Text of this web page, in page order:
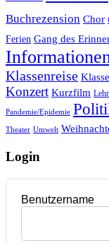
Buchrezension Chor
Ferien Gang des
Klassenreise
Konzert Kurzfilm
Pandemie/Epidemie
Theater Umwelt
Login
Benutzername